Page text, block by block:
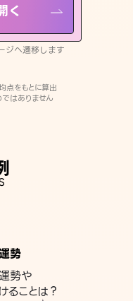
く
ジへ遷移します
点をもとに算出
はありません
勢
勢や
ることは？